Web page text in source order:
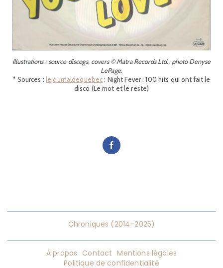
Illustrations : source discogs, covers © Matra Records Ltd., photo Denyse
LePage.
* Sources : lejournaldequebec; Night Fever : 100 hits qui ont fait le
disco (Le mot et le reste)
Chroniques (2014–2025)
À propos Contact Mentions légales
Politique de confidentialité